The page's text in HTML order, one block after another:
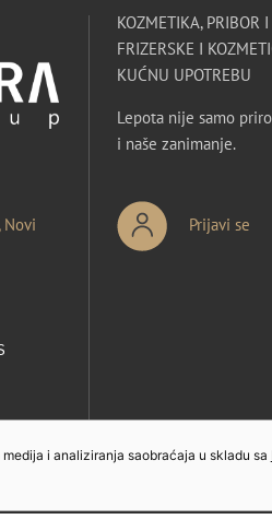
i analiziranja saobraćaja u skladu sa
Novi
KOZMETIKA, PRIBOR
FRIZERSKE I
KUĆNU UPOTREBU
Lepota nije samo
i naše zanimanje.
Prijavi se